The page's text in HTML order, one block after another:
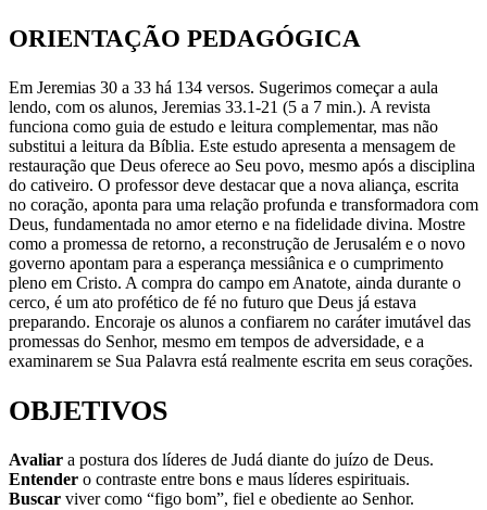
ORIENTAÇÃO PEDAGÓGICA
Em Jeremias 30 a 33 há 134 versos. Sugerimos começar a aula
lendo, com os alunos, Jeremias 33.1-21 (5 a 7 min.). A revista
funciona como guia de estudo e leitura complementar, mas não
substitui a leitura da Bíblia. Este estudo apresenta a mensagem de
restauração que Deus oferece ao Seu povo, mesmo após a disciplina
do cativeiro. O professor deve destacar que a nova aliança, escrita
no coração, aponta para uma relação profunda e transformadora com
Deus, fundamentada no amor eterno e na fidelidade divina. Mostre
como a promessa de retorno, a reconstrução de Jerusalém e o novo
governo apontam para a esperança messiânica e o cumprimento
pleno em Cristo. A compra do campo em Anatote, ainda durante o
cerco, é um ato profético de fé no futuro que Deus já estava
preparando. Encoraje os alunos a confiarem no caráter imutável das
promessas do Senhor, mesmo em tempos de adversidade, e a
examinarem se Sua Palavra está realmente escrita em seus corações.
OBJETIVOS
Avaliar a postura dos líderes de Judá diante do juízo de Deus.
Entender o contraste entre bons e maus líderes espirituais.
Buscar viver como “figo bom”, fiel e obediente ao Senhor.